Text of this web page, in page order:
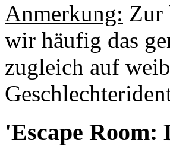
Anmerkung: Zur
wir häufig das
zugleich auf
'Escape